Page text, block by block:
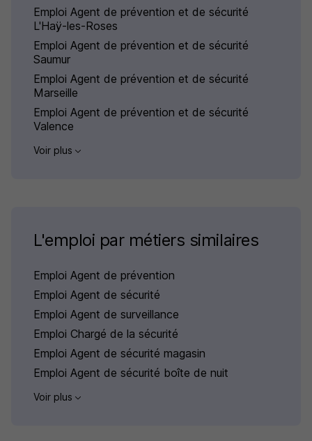
Emploi Agent de prévention et de sécurité
L'Haÿ-les-Roses
Emploi Agent de prévention et de sécurité
Saumur
Emploi Agent de prévention et de sécurité
Marseille
Emploi Agent de prévention et de sécurité
Valence
Voir plus
L'emploi par métiers similaires
Emploi Agent de prévention
Emploi Agent de sécurité
Emploi Agent de surveillance
Emploi Chargé de la sécurité
Emploi Agent de sécurité magasin
Emploi Agent de sécurité boîte de nuit
Voir plus